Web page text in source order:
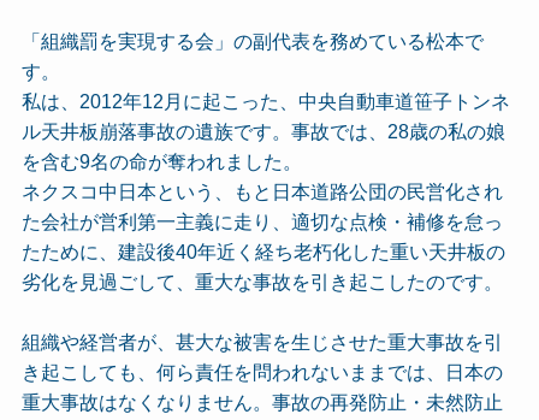
「組織罰を実現する会」の副代表を務めている松本で
す。
私は、2012年12月に起こった、中央自動車道笹子トンネ
ル天井板崩落事故の遺族です。事故では、28歳の私の娘
を含む9名の命が奪われました。
ネクスコ中日本という、もと日本道路公団の民営化され
た会社が営利第一主義に走り、適切な点検・補修を怠っ
たために、建設後40年近く経ち老朽化した重い天井板の
劣化を見過ごして、重大な事故を引き起こしたのです。
組織や経営者が、甚大な被害を生じさせた重大事故を引
き起こしても、何ら責任を問われないままでは、日本の
重大事故はなくなりません。事故の再発防止・未然防止